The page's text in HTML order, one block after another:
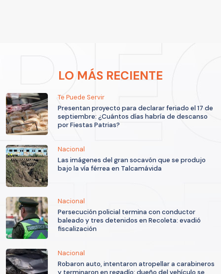
LO MÁS RECIENTE
Te Puede Servir
Presentan proyecto para declarar feriado el 17 de
septiembre: ¿Cuántos días habría de descanso
por Fiestas Patrias?
Nacional
Las imágenes del gran socavón que se produjo
bajo la vía férrea en Talcamávida
Nacional
Persecución policial termina con conductor
baleado y tres detenidos en Recoleta: evadió
fiscalización
Nacional
Robaron auto, intentaron atropellar a carabineros
y terminaron en regadío: dueño del vehículo se